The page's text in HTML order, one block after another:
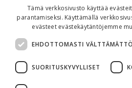
Verkkokauppaan
B2B
Oiva-raportti
Tämä verkkosivusto käyttää
parantamiseksi. Käyttämällä
evästeet evästekäytäntöjemme
EHDOTTOMASTI
SUORITUSKYVYLLISET